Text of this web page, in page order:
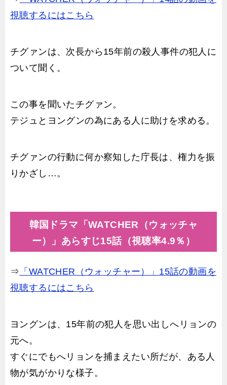
視聴するにはこちら
チグァンは、次長から15年前の殺人事件の犯人に
ついて聞く。
この事を聞いたチグァン。
テジュとヨングンの為にある人に助けを求める。
チグァンの行動に何か察知した庁長は、権力を振
りかざし…。
韓国ドラマ「WATCHER（ウォッチャ
ー）」あらすじ15話（視聴率4.9％）
⇒ 「WATCHER（ウォッチャー）」15話の動画を
視聴するにはこちら
ヨングンは、15年前の犯人を思い出しへリョンの
元へ。
すぐにでもへリョンを捕まえたい所だが、ある人
物が気がかりな様子。